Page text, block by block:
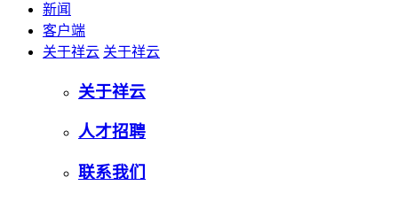
新闻
客户端
关于祥云 关于祥云
关于祥云
人才招聘
联系我们